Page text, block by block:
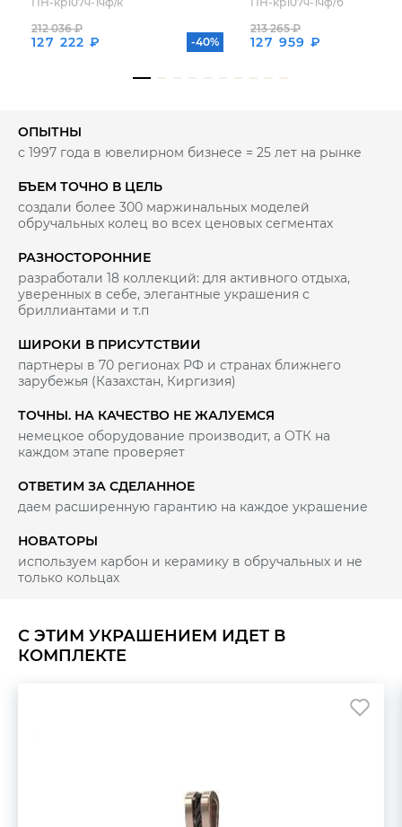
127 222 ₽
212 036 ₽
-40%
127 959 ₽
213 265 ₽
С ЭТИМ УКРАШЕНИЕМ ИДЕТ В
КОМПЛЕКТЕ
ОПЫТНЫ
с 1997 года в ювелирном бизнесе = 25 лет на рынке
БЪЕМ ТОЧНО В ЦЕЛЬ
создали более 300 маржинальных моделей
обручальных колец во всех ценовых сегментах
РАЗНОСТОРОННИЕ
разработали 18 коллекций: для активного отдыха,
уверенных в себе, элегантные украшения с
бриллиантами и т.п
ШИРОКИ В ПРИСУТСТВИИ
партнеры в 70 регионах РФ и странах ближнего
зарубежья (Казахстан, Киргизия)
ТОЧНЫ. НА КАЧЕСТВО НЕ ЖАЛУЕМСЯ
немецкое оборудование производит, а ОТК на
каждом этапе проверяет
ОТВЕТИМ ЗА СДЕЛАННОЕ
даем расширенную гарантию на каждое украшение
НОВАТОРЫ
используем карбон и керамику в обручальных и не
только кольцах